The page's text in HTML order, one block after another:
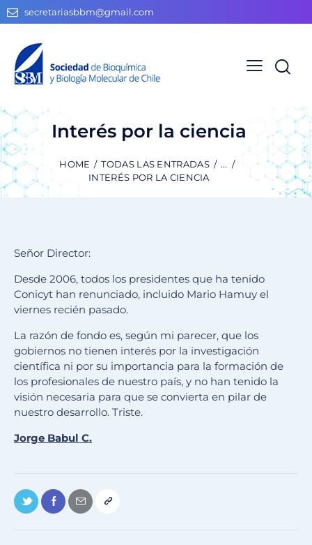
secretariasbbm@gmail.com
Interés por la ciencia
HOME TODAS LAS ENTRADAS
...
INTERÉS POR LA CIENCIA
Señor Director:
Desde 2006, todos los presidentes que ha tenido
Conicyt han renunciado, incluido Mario Hamuy el
viernes recién pasado.
La razón de fondo es, según mi parecer, que los
gobiernos no tienen interés por la investigación
científica ni por su importancia para la formación de
los profesionales de nuestro país, y no han tenido la
visión necesaria para que se convierta en pilar de
nuestro desarrollo. Triste.
Jorge Babul C.